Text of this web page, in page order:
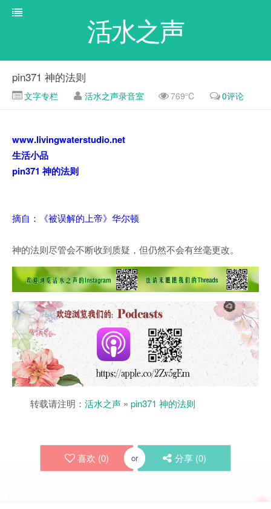
活水之声
pin371 神的法则
文字专栏 活水之声录音室 769℃ 0评论
www.livingwaterstudio.net
生活小品
pin371 神的法则
摘自：《被误解的上帝》华尔顿
神的法则尽管会不断收到质疑，但仍然不会有丝毫更改。
转载请注明： 活水之声 » pin371 神的法则
喜欢 (0) or 分享 (0)